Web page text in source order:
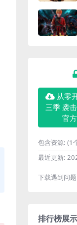
从零
三季 袭
官
包含资源: (1
最近更新:
下载遇到问
排行榜展示